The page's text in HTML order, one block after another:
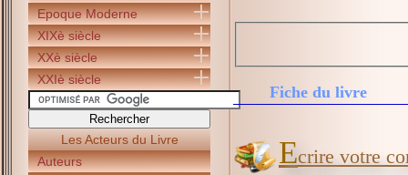
Epoque Moderne
XIXè siècle
XXè siècle
XXIè siècle
Les Acteurs du Livre
Auteurs
Fiche du livre
Ecrire votre